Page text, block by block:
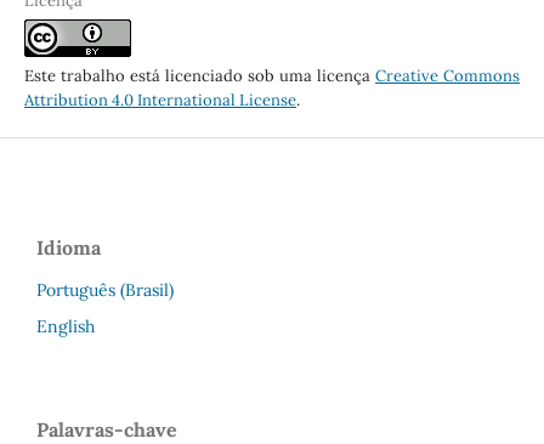
Este trabalho está licenciado sob uma licençaCreative Commons
Attribution 4.0 International License.
Idioma
Português (Brasil)
English
Palavras-chave